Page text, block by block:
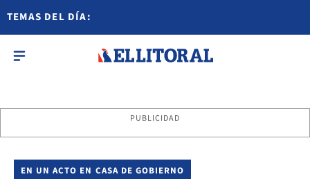
TEMAS DEL DÍA:
PUBLICIDAD
EN UN ACTO EN CASA DE GOBIERNO